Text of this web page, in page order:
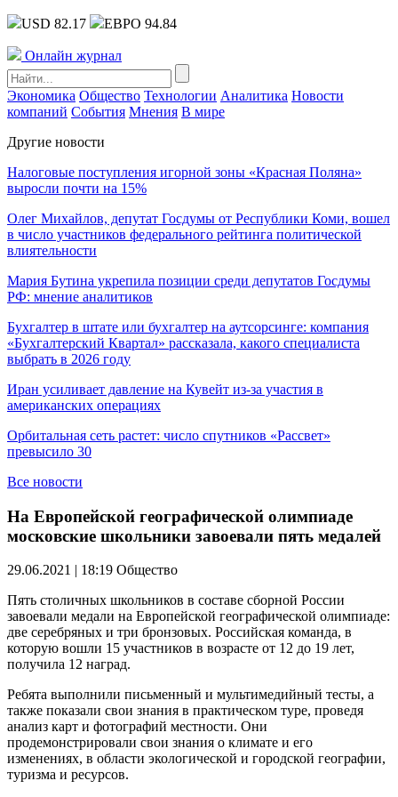
USD 82.17 ЕВРО 94.84
Онлайн журнал
Экономика Общество Технологии Аналитика Новости
компаний События Мнения В мире
Другие новости
Налоговые поступления игорной зоны «Красная Поляна»
выросли почти на 15%
Олег Михайлов, депутат Госдумы от Республики Коми, вошел
в число участников федерального рейтинга политической
влиятельности
Мария Бутина укрепила позиции среди депутатов Госдумы
РФ: мнение аналитиков
Бухгалтер в штате или бухгалтер на аутсорсинге: компания
«Бухгалтерский Квартал» рассказала, какого специалиста
выбрать в 2026 году
Иран усиливает давление на Кувейт из-за участия в
американских операциях
Орбитальная сеть растет: число спутников «Рассвет»
превысило 30
Все новости
На Европейской географической олимпиаде
московские школьники завоевали пять медалей
29.06.2021 | 18:19 Общество
Пять столичных школьников в составе сборной России
завоевали медали на Европейской географической олимпиаде:
две серебряных и три бронзовых. Российская команда, в
которую вошли 15 участников в возрасте от 12 до 19 лет,
получила 12 наград.
Ребята выполнили письменный и мультимедийный тесты, а
также показали свои знания в практическом туре, проведя
анализ карт и фотографий местности. Они
продемонстрировали свои знания о климате и его
изменениях, в области экологической и городской географии,
туризма и ресурсов.